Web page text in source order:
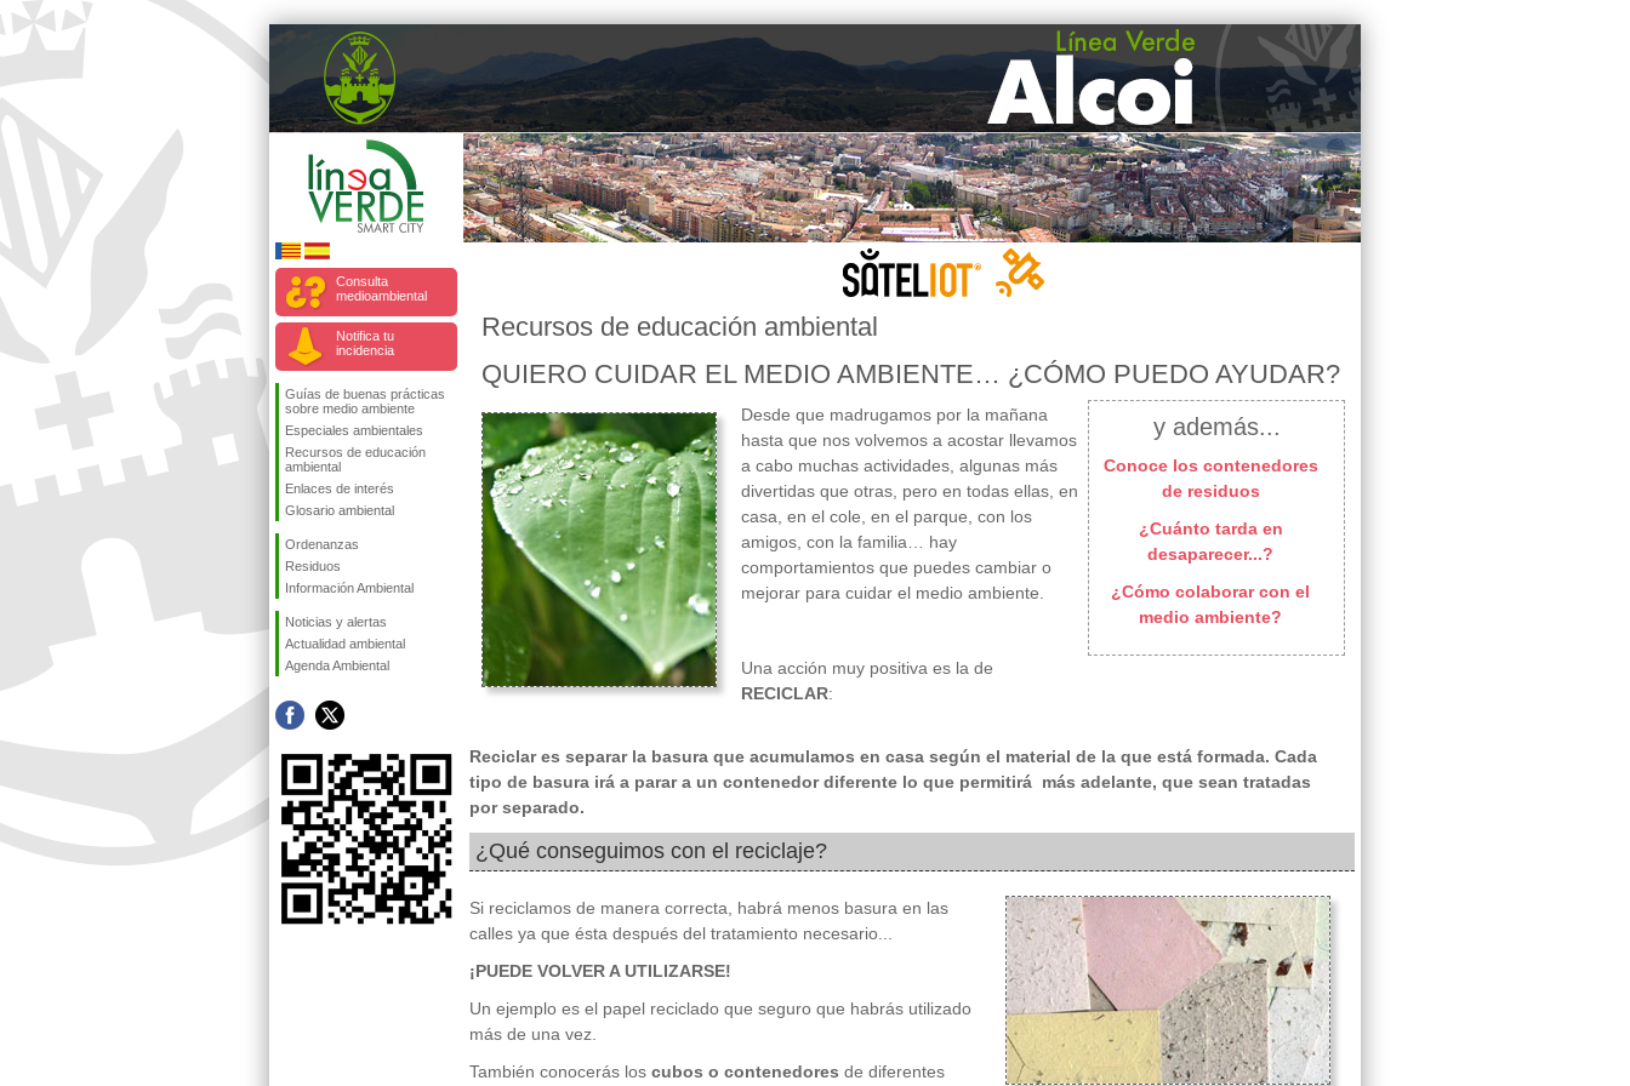
Consulta
medioambiental
Notifica tu
incidencia
Guías de buenas prácticas
sobre medio ambiente
Especiales ambientales
Recursos de educación
ambiental
Enlaces de interés
Glosario ambiental
Ordenanzas
Residuos
Información Ambiental
Noticias y alertas
Actualidad ambiental
Agenda Ambiental
Recursos de educación ambiental
QUIERO CUIDAR EL MEDIO AMBIENTE… ¿CÓMO PUEDO AYUDAR?
y además...
Conoce los contenedores
de residuos
¿Cuánto tarda en
desaparecer...?
¿Cómo colaborar con el
medio ambiente?
Desde que madrugamos por la mañana
hasta que nos volvemos a acostar llevamos
a cabo muchas actividades, algunas más
divertidas que otras, pero en todas ellas, en
casa, en el cole, en el parque, con los
amigos, con la familia… hay
comportamientos que puedes cambiar o
mejorar para cuidar el medio ambiente.
Una acción muy positiva es la de
RECICLAR:
Reciclar es separar la basura que acumulamos en casa según el material de la que está formada. Cada
tipo de basura irá a parar a un contenedor diferente lo que permitirá más adelante, que sean tratadas
por separado.
¿Qué conseguimos con el reciclaje?
Si reciclamos de manera correcta, habrá menos basura en las
calles ya que ésta después del tratamiento necesario...
¡PUEDE VOLVER A UTILIZARSE!
Un ejemplo es el papel reciclado que seguro que habrás utilizado
más de una vez.
También conocerás los cubos o contenedores de diferentes